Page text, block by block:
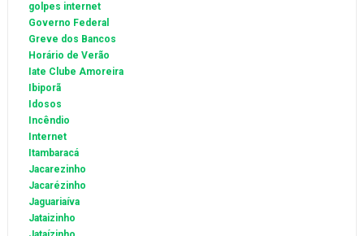
golpes internet
Governo Federal
Greve dos Bancos
Horário de Verão
Iate Clube Amoreira
Ibiporã
Idosos
Incêndio
Internet
Itambaracá
Jacarezinho
Jacarézinho
Jaguariaíva
Jataizinho